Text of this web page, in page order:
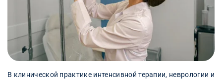
В клинической практике интенсивной терапии, неврологии и